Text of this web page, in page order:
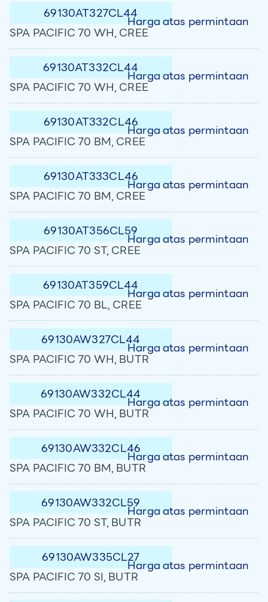
69130AT327CL44
SPA PACIFIC 70 WH, CREE
Harga atas permintaan
69130AT332CL44
SPA PACIFIC 70 WH, CREE
Harga atas permintaan
69130AT332CL46
SPA PACIFIC 70 BM, CREE
Harga atas permintaan
69130AT333CL46
SPA PACIFIC 70 BM, CREE
Harga atas permintaan
69130AT356CL59
SPA PACIFIC 70 ST, CREE
Harga atas permintaan
69130AT359CL44
SPA PACIFIC 70 BL, CREE
Harga atas permintaan
69130AW327CL44
SPA PACIFIC 70 WH, BUTR
Harga atas permintaan
69130AW332CL44
SPA PACIFIC 70 WH, BUTR
Harga atas permintaan
69130AW332CL46
SPA PACIFIC 70 BM, BUTR
Harga atas permintaan
69130AW332CL59
SPA PACIFIC 70 ST, BUTR
Harga atas permintaan
69130AW335CL27
SPA PACIFIC 70 SI, BUTR
Harga atas permintaan